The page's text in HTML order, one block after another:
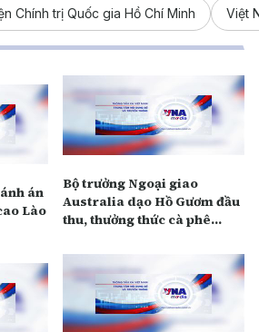
Chính trị Quốc gia Hồ Chí Minh Việt
án
Lào
Bộ trưởng Ngoại giao
Australia dạo Hồ Gươm đầu
thu, thưởng thức cà phê